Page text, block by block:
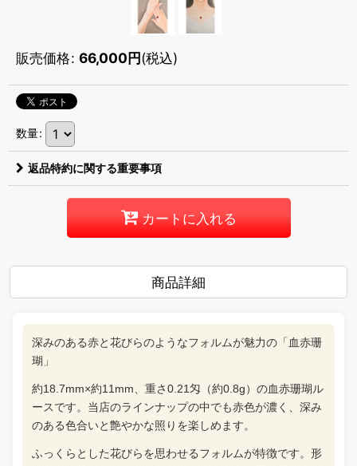
販売価格: 66,000円(税込)
数量:
返品特約に関する重要事項
カートに入れる
商品詳細
深みのある赤と花びらのようなフォルムが魅力の「血赤珊
瑚」
約18.7mm×約11mm、重さ0.21匁（約0.8g）の血赤珊瑚ル
ースです。当店のラインナップの中でも赤色が濃く、深み
のある色合いと艶やかな照りを楽しめます。
ふっくらとした花びらを思わせるフォルムが特徴です。形